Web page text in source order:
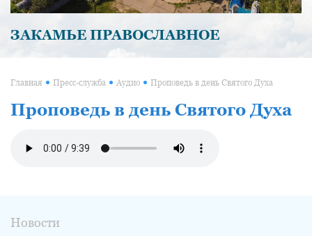
ЗАКАМЬЕ ПРАВОСЛАВНОЕ
Главная Пресс-служба Аудио Проповедь в день Святого Духа
Проповедь в день Святого Духа
Новости